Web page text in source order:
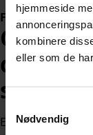
hjemmeside
kombinere
eller som de
Nødvendig
Forside
Nyheder
Chok i
spiste
En tysk familiefar